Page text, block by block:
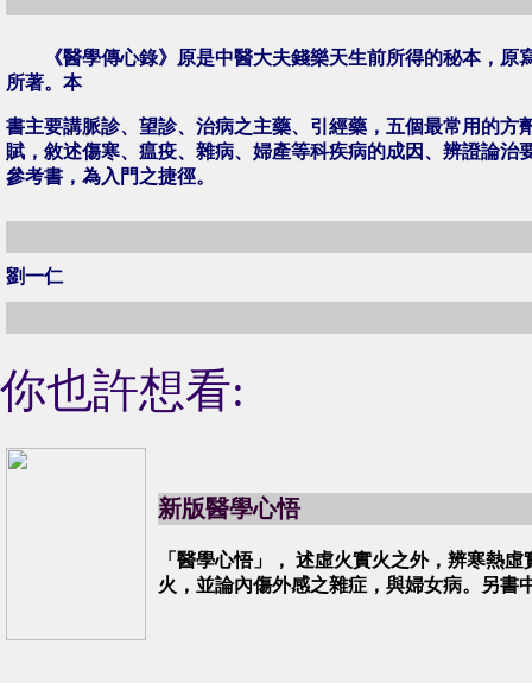
《醫學傳心錄》原是中醫大夫錢樂天生前所得的秘本，原
所著。本
書主要講脈診、望診、治病之主藥、引經藥，五個最常用的
賦，敘述傷寒、瘟疫、雜病、婦產等科疾病的成因、辨證論
參考書，為入門之捷徑。
劉一仁
你也許想看:
新版醫學心悟
「醫學心悟」， 述虛火實火之外，辨寒熱
火，並論內傷外感之雜症，與婦女病。另書